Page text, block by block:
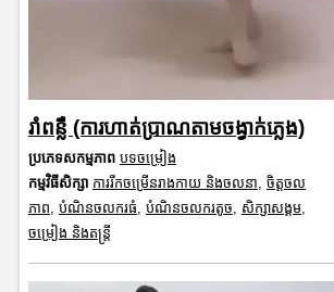
រាំពន្លឺ (ការហាត់ប្រាណតាមចង្វាក់ភ្លេង)
ប្រភេទសកម្មភាព បទចម្រៀង
កម្មវិធីសិក្សា ការរីកចម្រើនរាងកាយ និងចលនា ចិត្តចល
ភាព បំណិនចលករធំ បំណិនចលករតូច សិក្សាសង្គម,
ចម្រៀង និងតន្ត្រី